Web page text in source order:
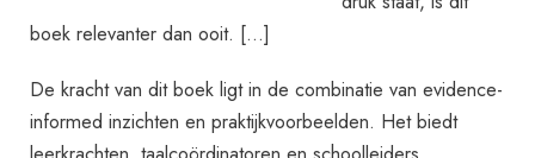
boek relevanter dan ooit. […]
De kracht van dit boek ligt in de combinatie van evidence-
informed inzichten en praktijkvoorbeelden. Het biedt